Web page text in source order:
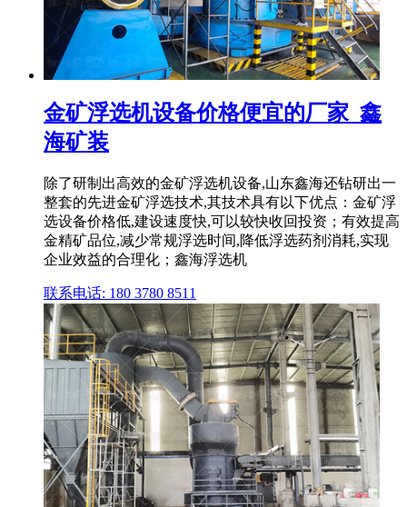
金矿浮选机设备价格便宜的厂家_鑫
海矿装
除了研制出高效的金矿浮选机设备,山东鑫海还钻研出一
整套的先进金矿浮选技术,其技术具有以下优点：金矿浮
选设备价格低,建设速度快,可以较快收回投资；有效提高
金精矿品位,减少常规浮选时间,降低浮选药剂消耗,实现
企业效益的合理化；鑫海浮选机
联系电话: 180 3780 8511